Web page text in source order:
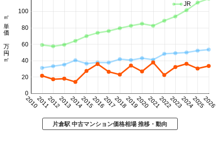
20102011201220132014201520162017201820192020202120222023202420252026
0
20
40
60
80
100
㎡単価 万円/㎡
JR
片倉駅 中古マンション価格相場 推移・動向